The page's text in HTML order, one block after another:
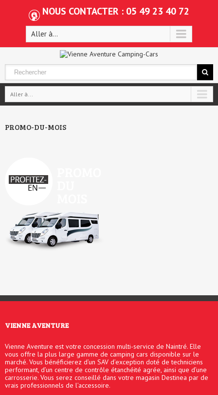
NOUS CONTACTER : 05 49 23 40 72
Aller à...
Aller à...
PROMO-DU-MOIS
VIENNE AVENTURE
Vienne Aventure est votre concession multi-service de Naintré. Elle
vous offre la plus large gamme de camping cars disponible sur le
marché. Vous bénéficierez d’un SAV d’exception doté de techniciens
performant, d’un centre de contrôle étanchéité agrée, ainsi que d’une
carrosserie. Vous serez conseillé dans votre magasin Destinea par de
vrais professionnels de l’accessoire.